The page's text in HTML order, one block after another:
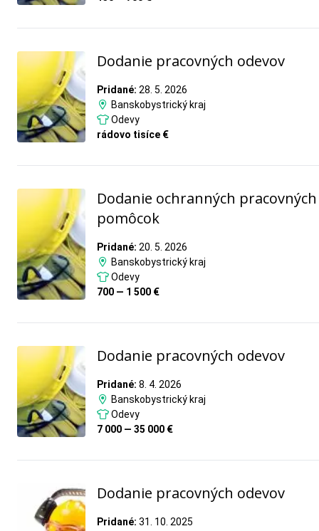
Dodanie pracovných odevov
Pridané: 28. 5. 2026
Banskobystrický kraj
Odevy
rádovo tisíce €
Dodanie ochranných pracovných
pomôcok
Pridané: 20. 5. 2026
Banskobystrický kraj
Odevy
700 — 1 500 €
Dodanie pracovných odevov
Pridané: 8. 4. 2026
Banskobystrický kraj
Odevy
7 000 — 35 000 €
Dodanie pracovných odevov
Pridané: 31. 10. 2025